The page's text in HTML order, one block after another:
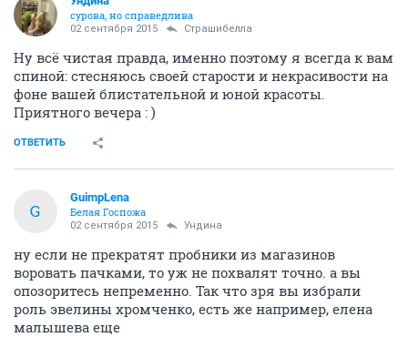
сурова, но справедлива
02 сентября 2015 Страшибелла
Ну всё чистая правда, именно поэтому я всегда к вам
спиной: стесняюсь своей старости и некрасивости на
фоне вашей блистательной и юной красоты.
Приятного вечера : )
ОТВЕТИТЬ
G
GuimpLena
Белая Госпожа
02 сентября 2015 Ундинa
ну если не прекратят пробники из магазинов
воровать пачками, то уж не похвалят точно. а вы
опозоритесь непременно. Так что зря вы избрали
роль эвелины хромченко, есть же например, елена
малышева еще